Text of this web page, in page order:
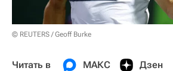
© REUTERS / Geoff Burke
Читать в МАКС Дзен